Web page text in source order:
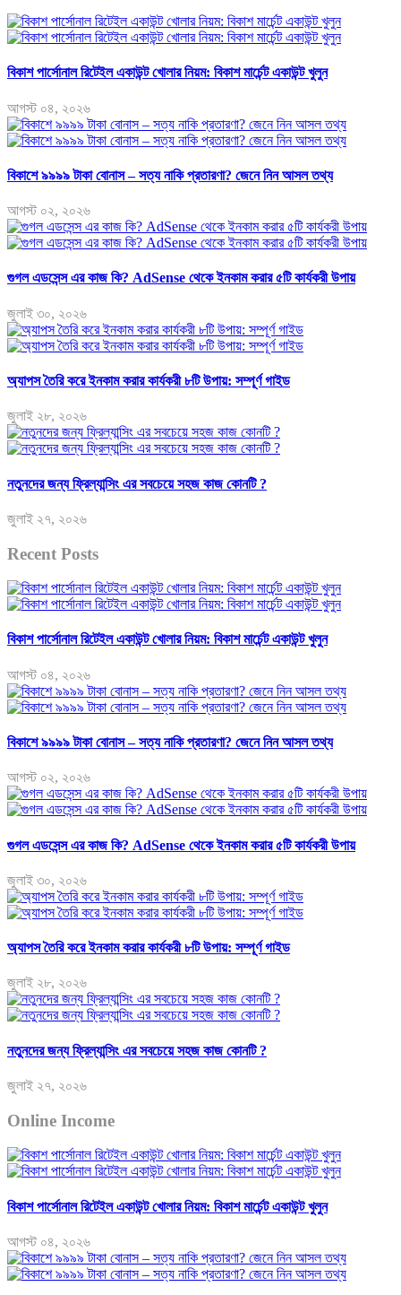
বিকাশ পার্সোনাল রিটেইল একাউন্ট খোলার নিয়ম: বিকাশ মার্চেন্ট একাউন্ট খুলুন
আগস্ট ০৪, ২০২৬
বিকাশে ৯৯৯৯ টাকা বোনাস – সত্য নাকি প্রতারণা? জেনে নিন আসল তথ্য
আগস্ট ০২, ২০২৬
গুগল এডসেন্স এর কাজ কি? AdSense থেকে ইনকাম করার ৫টি কার্যকরী উপায়
জুলাই ৩০, ২০২৬
অ্যাপস তৈরি করে ইনকাম করার কার্যকরী ৮টি উপায়: সম্পূর্ণ গাইড
জুলাই ২৮, ২০২৬
নতুনদের জন্য ফ্রিল্যান্সিং এর সবচেয়ে সহজ কাজ কোনটি ?
জুলাই ২৭, ২০২৬
Recent Posts
বিকাশ পার্সোনাল রিটেইল একাউন্ট খোলার নিয়ম: বিকাশ মার্চেন্ট একাউন্ট খুলুন
আগস্ট ০৪, ২০২৬
বিকাশে ৯৯৯৯ টাকা বোনাস – সত্য নাকি প্রতারণা? জেনে নিন আসল তথ্য
আগস্ট ০২, ২০২৬
গুগল এডসেন্স এর কাজ কি? AdSense থেকে ইনকাম করার ৫টি কার্যকরী উপায়
জুলাই ৩০, ২০২৬
অ্যাপস তৈরি করে ইনকাম করার কার্যকরী ৮টি উপায়: সম্পূর্ণ গাইড
জুলাই ২৮, ২০২৬
নতুনদের জন্য ফ্রিল্যান্সিং এর সবচেয়ে সহজ কাজ কোনটি ?
জুলাই ২৭, ২০২৬
Online Income
বিকাশ পার্সোনাল রিটেইল একাউন্ট খোলার নিয়ম: বিকাশ মার্চেন্ট একাউন্ট খুলুন
আগস্ট ০৪, ২০২৬